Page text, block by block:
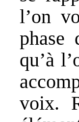
l’on
phase
qu’à
voix.